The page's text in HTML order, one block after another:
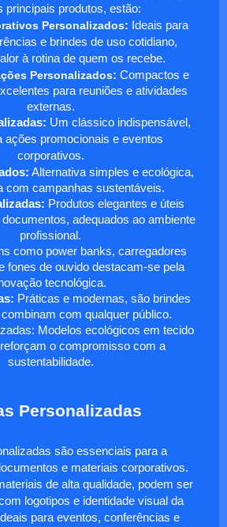
principais produtos, estão:
Personalizados: Ideais para
e brindes de uso cotidiano,
à rotina de quem os recebe.
Personalizados: Compactos e
para reuniões e atividades
externas.
Um clássico indispensável,
ações promocionais e eventos
corporativos.
Alternativa simples e ecológica,
com campanhas sustentáveis.
Produtos elegantes e úteis
adequados ao ambiente
profissional.
como power banks, carregadores
fones de ouvido destacam-se pela
tecnológica.
Práticas e modernas, são brindes
com qualquer público.
Modelos ecológicos em tecido
o compromisso com a
sustentabilidade.
Personalizadas
são essenciais para a
e materiais corporativos.
de alta qualidade, podem ser
logotipos e identidade visual da
para eventos, conferências e